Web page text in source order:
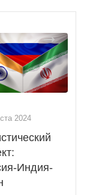
2024
Индия-